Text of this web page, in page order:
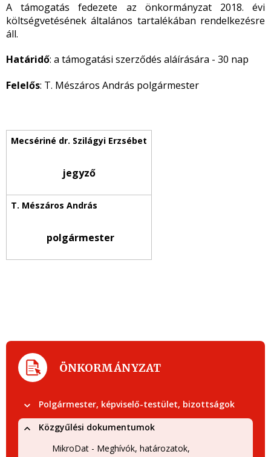
A támogatás fedezete az önkormányzat 2018. évi
költségvetésének általános tartalékában rendelkezésre
áll.
Határidő: a támogatási szerződés aláírására - 30 nap
Felelős: T. Mészáros András polgármester
jegyző
polgármester
ÖNKORMÁNYZAT
Polgármester, képviselő-testület, bizottságok
Közgyűlési dokumentumok
MikroDat - Meghívók, határozatok,